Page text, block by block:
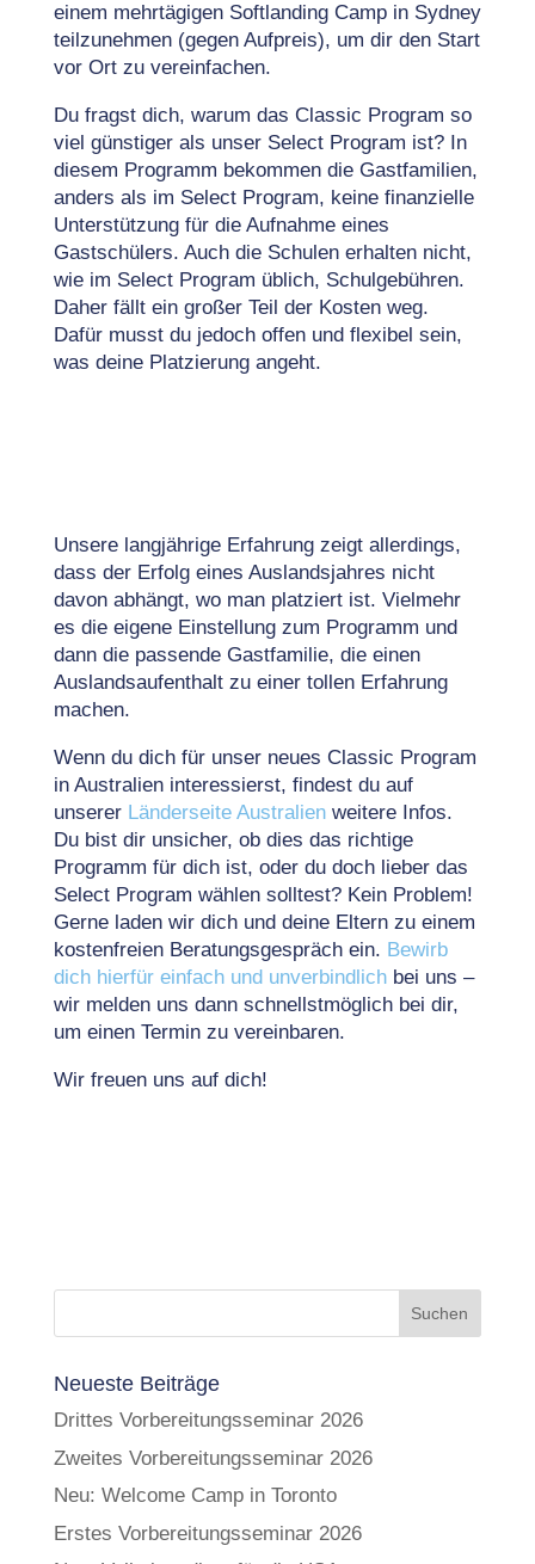
einem mehrtägigen Softlanding Camp in Sydney
teilzunehmen (gegen Aufpreis), um dir den Start
vor Ort zu vereinfachen.
Du fragst dich, warum das Classic Program so
viel günstiger als unser Select Program ist? In
diesem Programm bekommen die Gastfamilien,
anders als im Select Program, keine finanzielle
Unterstützung für die Aufnahme eines
Gastschülers. Auch die Schulen erhalten nicht,
wie im Select Program üblich, Schulgebühren.
Daher fällt ein großer Teil der Kosten weg.
Dafür musst du jedoch offen und flexibel sein,
was deine Platzierung angeht.
Unsere langjährige Erfahrung zeigt allerdings,
dass der Erfolg eines Auslandsjahres nicht
davon abhängt, wo man platziert ist. Vielmehr
es die eigene Einstellung zum Programm und
dann die passende Gastfamilie, die einen
Auslandsaufenthalt zu einer tollen Erfahrung
machen.
Wenn du dich für unser neues Classic Program
in Australien interessierst, findest du auf
unserer Länderseite Australienweitere Infos.
Du bist dir unsicher, ob dies das richtige
Programm für dich ist, oder du doch lieber das
Select Program wählen solltest? Kein Problem!
Gerne laden wir dich und deine Eltern zu einem
kostenfreien Beratungsgespräch ein. Bewirb
dich hierfür einfach und unverbindlichbei uns –
wir melden uns dann schnellstmöglich bei dir,
um einen Termin zu vereinbaren.
Wir freuen uns auf dich!
Neueste Beiträge
Drittes Vorbereitungsseminar 2026
Zweites Vorbereitungsseminar 2026
Neu: Welcome Camp in Toronto
Erstes Vorbereitungsseminar 2026